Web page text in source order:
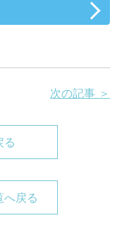
次の記事 ＞
る
へ戻る